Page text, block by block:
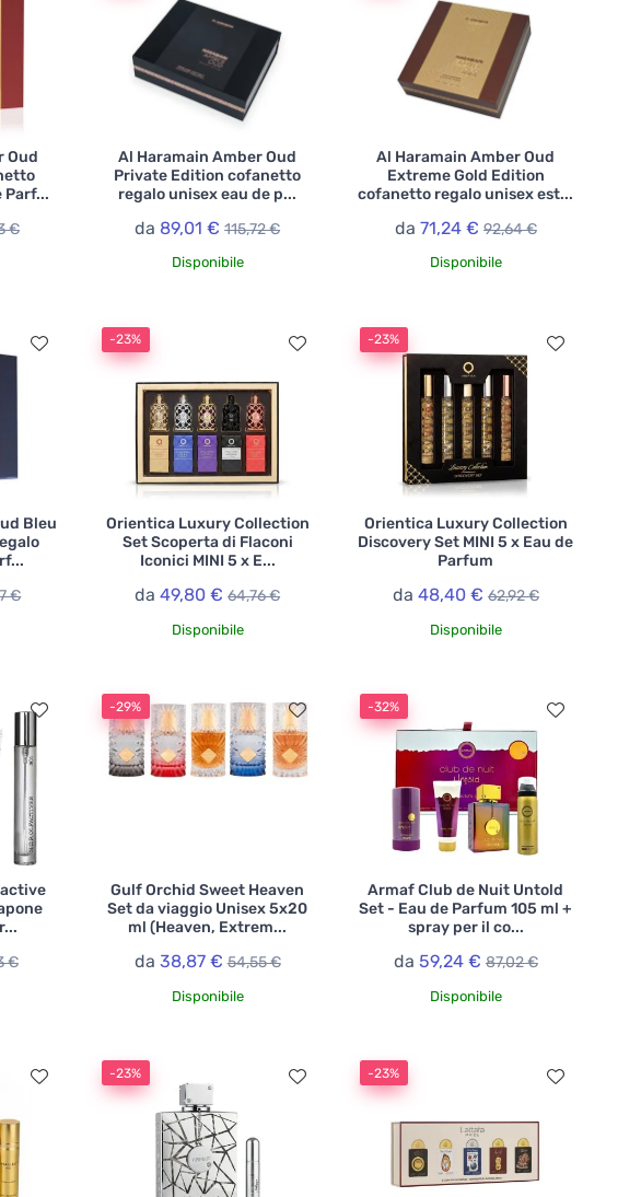
Oud
Parf...
€
Al Haramain Amber Oud
Private Edition cofanetto
regalo unisex eau de p...
da 89,01 € 115,72 €
Disponibile
Al Haramain Amber Oud
Extreme Gold Edition
cofanetto regalo unisex est...
da 71,24 € 92,64 €
Disponibile
Bleu
€
-23%
Orientica Luxury Collection
Set Scoperta di Flaconi
Iconici MINI 5 x E...
da49,80 € 64,76 €
Disponibile
-23%
Orientica Luxury Collection
Discovery Set MINI 5 x Eau de
Parfum
da 48,40 € 62,92 €
Disponibile
€
-29%
Gulf Orchid Sweet Heaven
Set da viaggio Unisex 5x20
ml (Heaven, Extrem...
da 38,87 € 54,55 €
Disponibile
-32%
Armaf Club de Nuit Untold
Set - Eau de Parfum 105 ml +
spray per il co...
da 59,24 € 87,02 €
Disponibile
-23% -23%